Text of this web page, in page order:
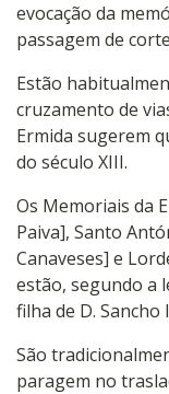
evocação da
passagem de
Estão
cruzamento de
Ermida sugerem
do século XIII.
Os Memoriais da
Paiva], Santo
Canaveses] e
estão, segundo a
filha de D.
São
paragem no